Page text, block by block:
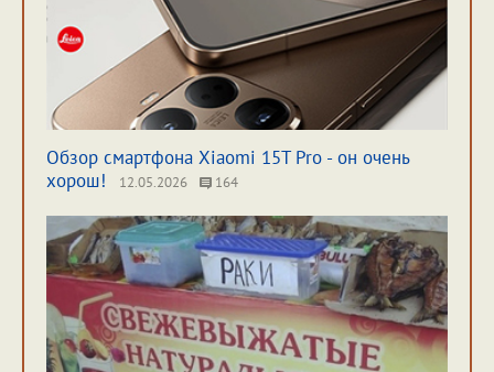
Обзор смартфона Xiaomi 15T Pro - он очень
хорош!
12.05.2026 164